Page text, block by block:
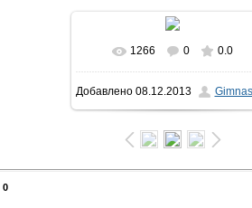
В реальном размере
/ 94.1Kb
1266 0 0.0
Добавлено08.12.2013
0